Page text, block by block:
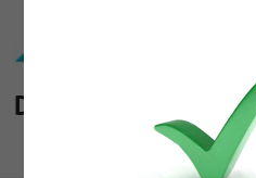
DURR DENTAL